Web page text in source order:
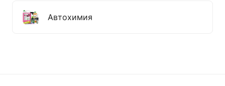
Автохимия